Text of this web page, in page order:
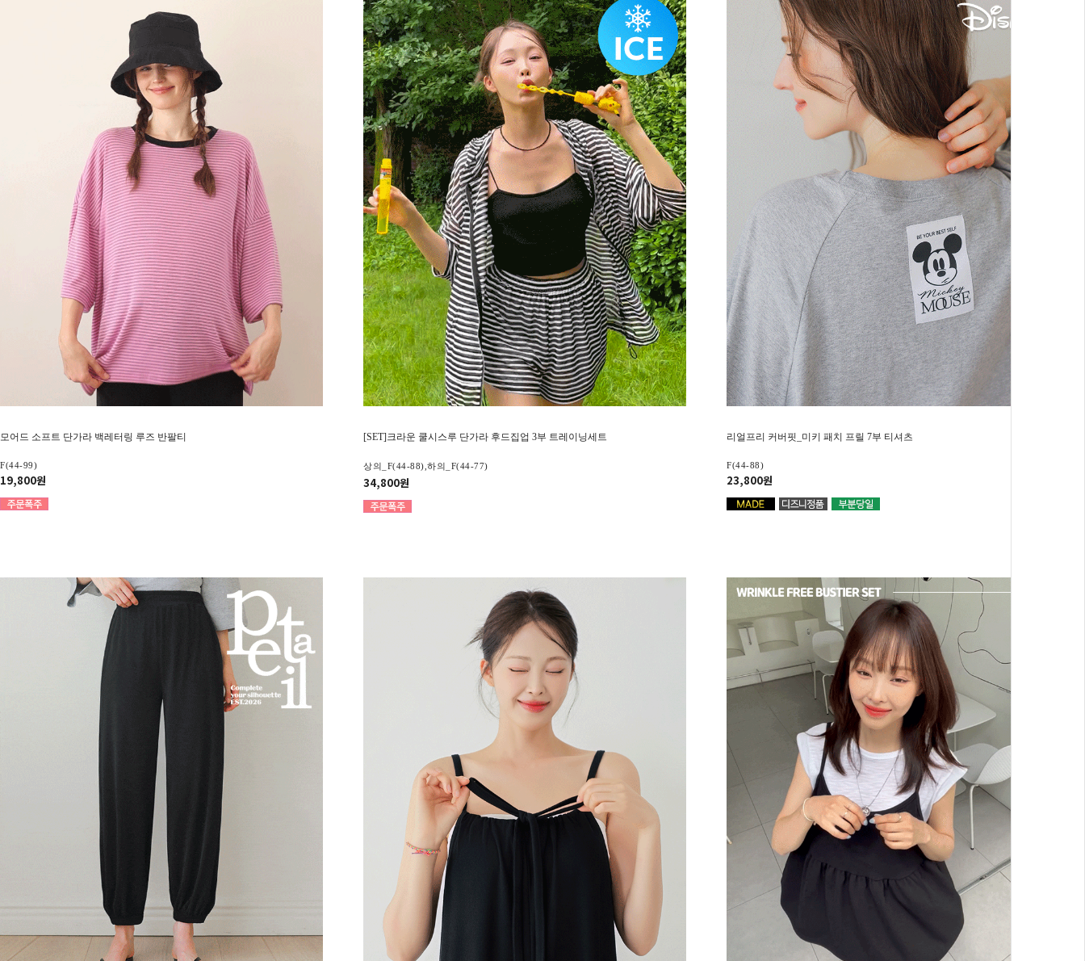
모어드 소프트 단가라 백레터링 루즈 반팔티
F(44-99)
19,800원
[SET]크라운 쿨시스루 단가라 후드집업 3부 트레이닝세트
상의_F(44-88),하의_F(44-77)
34,800원
리얼프리 커버핏_미키 패치 프릴 7부 티셔츠
F(44-88)
23,800원